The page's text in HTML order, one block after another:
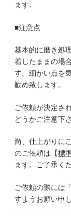
ます。
■注意点
基本的に磨き処
着したままの場
す。細かい点を
勧め致します。
ご依頼が決定さ
どうかご注意下
尚、仕上がりに
のご依頼は【標
ます。ご了承く
ご依頼の際には
すようお願い申